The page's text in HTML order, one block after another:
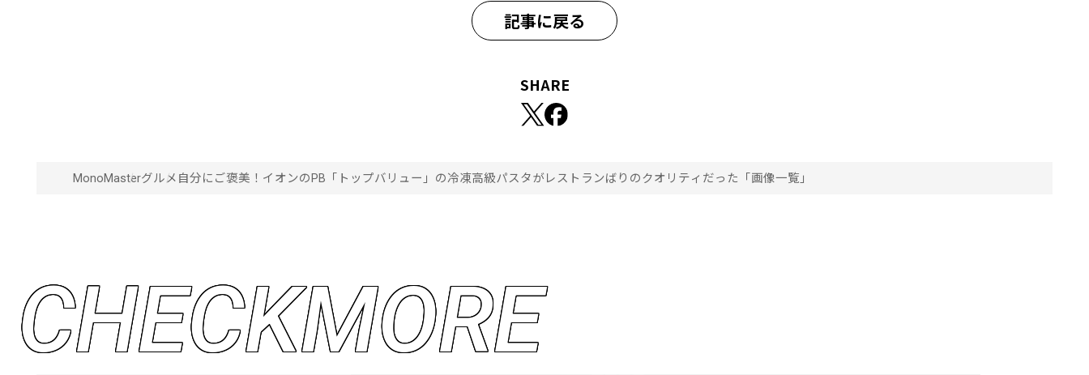
記事に戻る
SHARE
MonoMasterグルメ 自分にご褒美！イオンのPB「トップバリュー」の冷凍高級パスタがレストランばりのクオリティだった「画像一覧」
CHECKMORE